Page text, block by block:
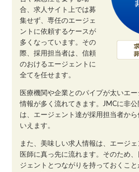
合、求人サイト上では募
集せず、専任のエージェ
ントに依頼するケースが
多くなっています。その
際、採用担当者は、信頼
のおけるエージェントに
全てを任せます。
医療機関や企業とのパイプが太いエ
情報が多く流れてきます。JMCに非
は、エージェント達が採用担当者か
いえます。
また、美味しい求人情報は、エージ
医師に真っ先に流れます。そのため
ジェントとつながりを持っておくこと